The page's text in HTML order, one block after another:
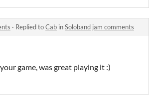
· Replied toCab inSoloband jam comments
game, was great playing it :)